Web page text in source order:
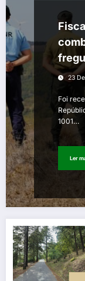
23
Foi
1001…
Ler